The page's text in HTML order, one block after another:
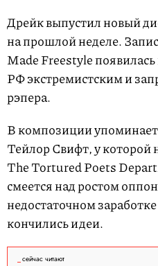
Дрейк выпустил новый
на прошлой неделе.
Made Freestyle
РФ экстремистским и
рэпера.
В композиции
Тейлор Свифт, у которой
The Tortured Poets
смеется над ростом
недостаточном
кончились идеи.
сейчас читают